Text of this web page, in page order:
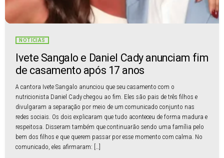
NOTÍCIAS
Ivete Sangalo e Daniel Cady anunciam fim
de casamento após 17 anos
A cantora Ivete Sangalo anunciou que seu casamento com o
nutricionista Daniel Cady chegou ao fim. Eles são pais de três filhos e
divulgaram a separação por meio de um comunicado conjunto nas
redes sociais. Os dois explicaram que tudo aconteceu de forma madura e
respeitosa. Disseram também que continuarão sendo uma família pelo
bem dos filhos e que querem passar por esse momento com calma. No
comunicado, eles afirmaram: […]